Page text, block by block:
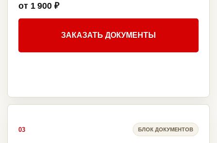
от 1 900 ₽
ЗАКАЗАТЬ ДОКУМЕНТЫ
03 БЛОК ДОКУМЕНТОВ